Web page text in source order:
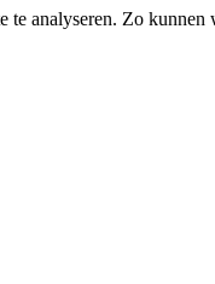
analyseren. Zo kunnen